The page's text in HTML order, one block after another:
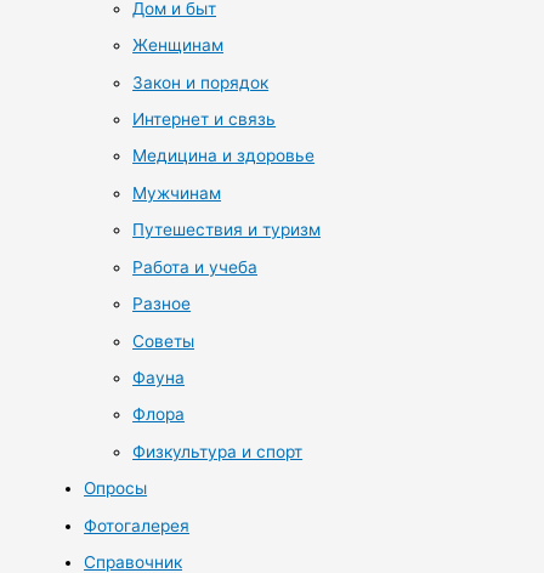
Дом и быт
Женщинам
Закон и порядок
Интернет и связь
Медицина и здоровье
Мужчинам
Путешествия и туризм
Работа и учеба
Разное
Советы
Фауна
Флора
Физкультура и спорт
Опросы
Фотогалерея
Справочник